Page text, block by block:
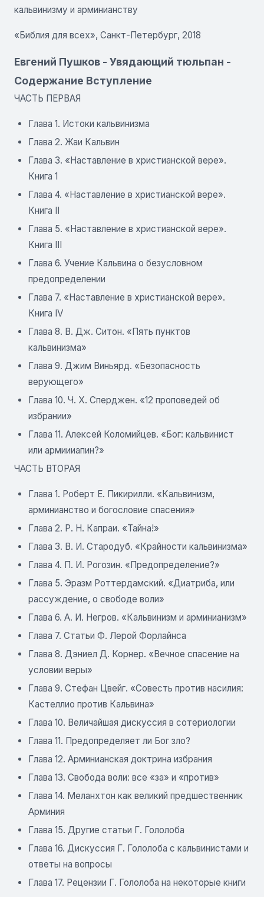
кальвинизму и арминианству
«Библия для всех», Санкт-Петербург, 2018
Евгений Пушков - Увядающий тюльпан -
Содержание Вступление
ЧАСТЬ ПЕРВАЯ
Глава 1. Истоки кальвинизма
Глава 2. Жаи Кальвин
Глава 3. «Наставление в христианской вере».
Книга 1
Глава 4. «Наставление в христианской вере».
Книга II
Глава 5. «Наставление в христианской вере».
Книга III
Глава 6. Учение Кальвина о безусловном
предопределении
Глава 7. «Наставление в христианской вере».
Книга IV
Глава 8. В. Дж. Ситон. «Пять пунктов
кальвинизма»
Глава 9. Джим Виньярд. «Безопасность
верующего»
Глава 10. Ч. X. Сперджен. «12 проповедей об
избрании»
Глава 11. Алексей Коломийцев. «Бог: кальвинист
или армиииапин?»
ЧАСТЬ ВТОРАЯ
Глава 1. Роберт Е. Пикирилли. «Кальвинизм,
арминианство и богословие спасения»
Глава 2. Р. Н. Капраи. «Тайна!»
Глава 3. В. И. Стародуб. «Крайности кальвинизма»
Глава 4. П. И. Рогозин. «Предопределение?»
Глава 5. Эразм Роттердамский. «Диатриба, или
рассуждение, о свободе воли»
Глава 6. А. И. Негров. «Кальвинизм и арминианизм»
Глава 7. Статьи Ф. Лерой Форлайнса
Глава 8. Дэниел Д. Корнер. «Вечное спасение на
условии веры»
Глава 9. Стефан Цвейг. «Совесть против насилия:
Кастеллио против Кальвина»
Глава 10. Величайшая дискуссия в сотериологии
Глава 11. Предопределяет ли Бог зло?
Глава 12. Арминианская доктрина избрания
Глава 13. Свобода воли: все «за» и «против»
Глава 14. Меланхтон как великий предшественник
Арминия
Глава 15. Другие статьи Г. Гололоба
Глава 16. Дискуссия Г. Гололоба с кальвинистами и
ответы на вопросы
Глава 17. Рецензии Г. Гололоба на некоторые книги